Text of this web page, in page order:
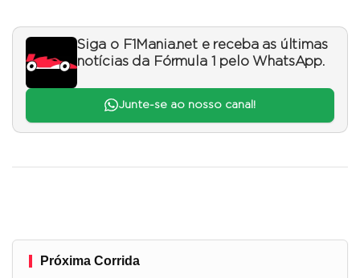
Siga o F1Mania.net e receba as últimas
notícias da Fórmula 1 pelo WhatsApp.
Junte-se ao nosso canal!
Próxima Corrida